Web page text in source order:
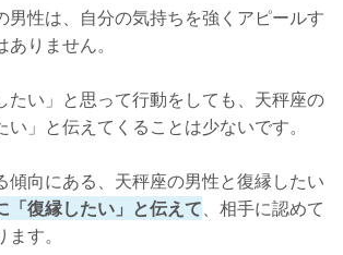
男性は、自分の気持ちを強くアピールす
りません。
たい」と思って行動をしても、天秤座の
」と伝えてくることは少ないです。
傾向にある、天秤座の男性と復縁したい
「復縁したい」と伝えて、相手に認めて
す。